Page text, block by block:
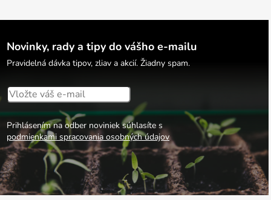
Novinky, rady a tipy do vášho e-mailu
Pravidelná dávka tipov, zliav a akcií. Žiadny spam.
Prihlásením na odber noviniek súhlasíte s
podmienkami spracovania osobných údajov